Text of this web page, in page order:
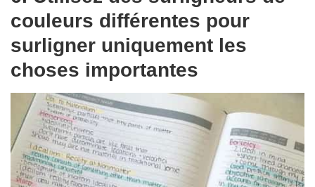
couleurs différentes pour
surligner uniquement les
choses importantes